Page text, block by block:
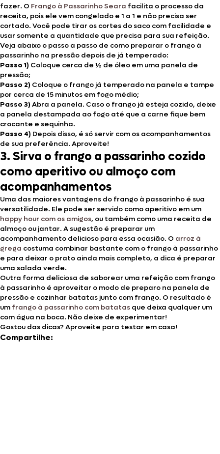
fazer. O Frango à Passarinho Seara facilita o processo da
receita, pois ele vem congelado e 1 a 1 e não precisa ser
cortado. Você pode tirar os cortes do saco com facilidade e
usar somente a quantidade que precisa para sua refeição.
Veja abaixo o passo a passo de como preparar o frango à
passarinho na pressão depois de já temperado:
Passo 1) Coloque cerca de ½ de óleo em uma panela de
pressão;
Passo 2) Coloque o frango já temperado na panela e tampe
por cerca de 15 minutos em fogo médio;
Passo 3) Abra a panela. Caso o frango já esteja cozido, deixe
a panela destampada ao fogo até que a carne fique bem
crocante e sequinha.
Passo 4) Depois disso, é só servir com os acompanhamentos
de sua preferência. Aproveite!
3. Sirva o frango a passarinho cozido
como aperitivo ou almoço com
acompanhamentos
Uma das maiores vantagens do frango à passarinho é sua
versatilidade. Ele pode ser servido como aperitivo em um
happy hour com os amigos, ou também como uma receita de
almoço ou jantar. A sugestão é preparar um
acompanhamento delicioso para essa ocasião. O arroz à
grega costuma combinar bastante com o frango à passarinho
e para deixar o prato ainda mais completo, a dica é preparar
uma salada verde.
Outra forma deliciosa de saborear uma refeição com frango
à passarinho é aproveitar o modo de preparo na panela de
pressão e cozinhar batatas junto com frango. O resultado é
um frango à passarinho com batatas que deixa qualquer um
com água na boca. Não deixe de experimentar!
Gostou das dicas? Aproveite para testar em casa!
Compartilhe: